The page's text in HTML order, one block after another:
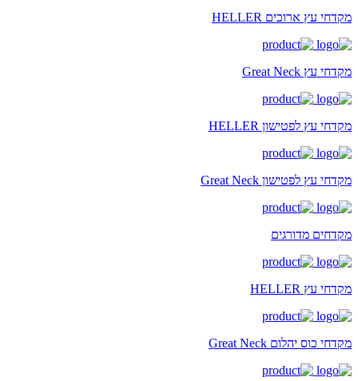
מקדחי עץ ארוכים HELLER
מקדחי עץ Great Neck
מקדחי עץ לפטישון HELLER
מקדחי עץ לפטישון Great Neck
מקדחים מדורגים
מקדחי עץ HELLER
מקדחי כוס יהלום Great Neck